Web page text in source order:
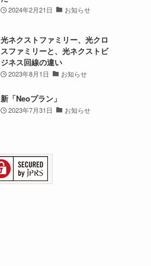
2024年2月21日 お知らせ
光ネクストファミリー、光クロ
スファミリーと、光ネクストビ
ジネス回線の違い
2023年8月1日 お知らせ
新「Neoプラン」
2023年7月31日 お知らせ